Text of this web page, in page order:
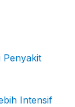
Penyakit
Intensif